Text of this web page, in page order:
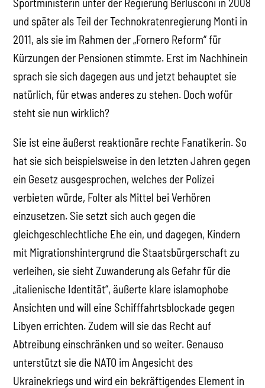
und später als Teil der Technokratenregierung Monti in
2011, als sie im Rahmen der „Fornero Reform“ für
Kürzungen der Pensionen stimmte. Erst im Nachhinein
sprach sie sich dagegen aus und jetzt behauptet sie
natürlich, für etwas anderes zu stehen. Doch wofür
steht sie nun wirklich?
Sie ist eine äußerst reaktionäre rechte Fanatikerin. So
hat sie sich beispielsweise in den letzten Jahren gegen
ein Gesetz ausgesprochen, welches der Polizei
verbieten würde, Folter als Mittel bei Verhören
einzusetzen. Sie setzt sich auch gegen die
gleichgeschlechtliche Ehe ein, und dagegen, Kindern
mit Migrationshintergrund die Staatsbürgerschaft zu
verleihen, sie sieht Zuwanderung als Gefahr für die
„italienische Identität“, äußerte klare islamophobe
Ansichten und will eine Schifffahrtsblockade gegen
Libyen errichten. Zudem will sie das Recht auf
Abtreibung einschränken und so weiter. Genauso
unterstützt sie die NATO im Angesicht des
Ukrainekriegs und wird ein bekräftigendes Element in